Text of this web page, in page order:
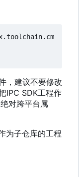
， 建议不要修改
IPC SDK工程作
对跨平台属
为子仓库的工程